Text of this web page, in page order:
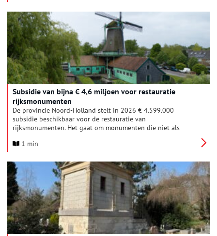
Subsidie van bijna € 4,6 miljoen voor restauratie
rijksmonumenten
De provincie Noord-Holland stelt in 2026 € 4.599.000
subsidie beschikbaar voor de restauratie van
rijksmonumenten. Het gaat om monumenten die niet als
1 min